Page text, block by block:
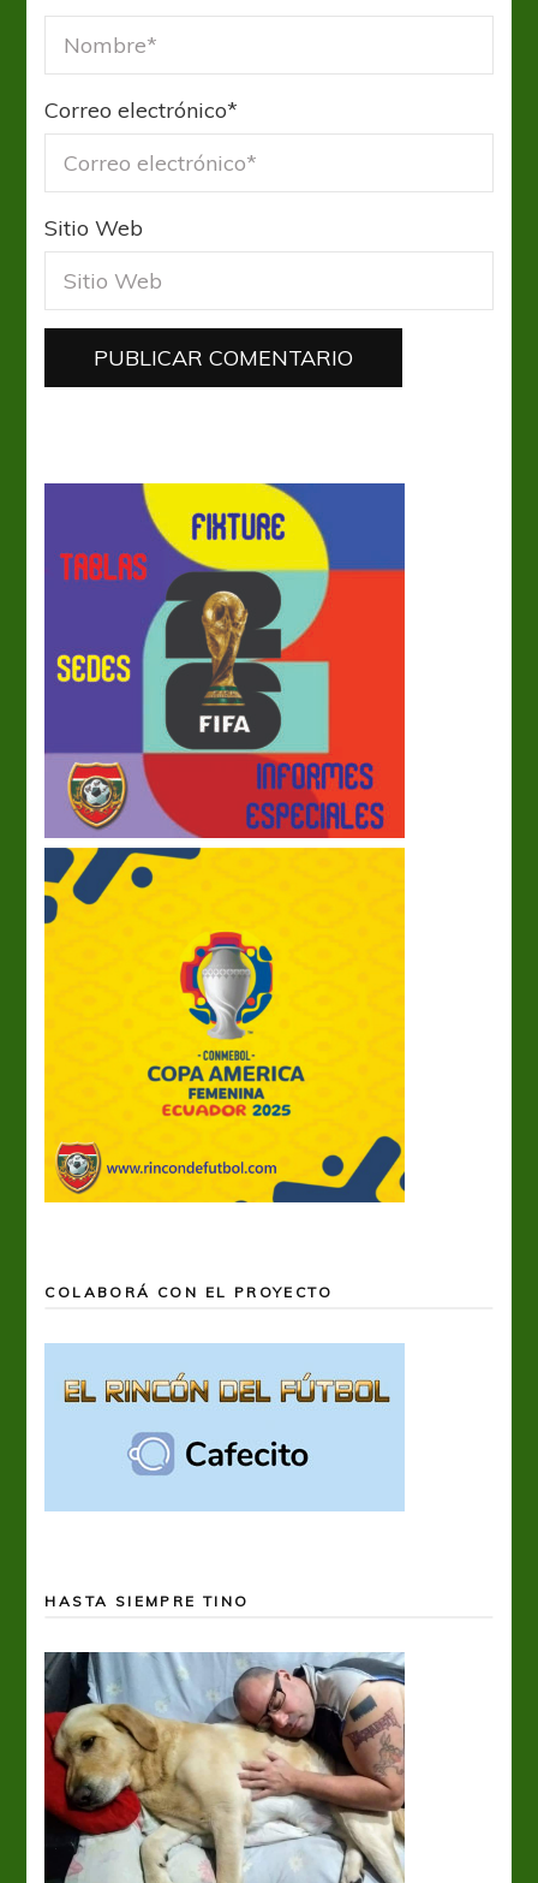
Correo electrónico*
Sitio Web
COLABORÁ CON EL PROYECTO
HASTA SIEMPRE TINO